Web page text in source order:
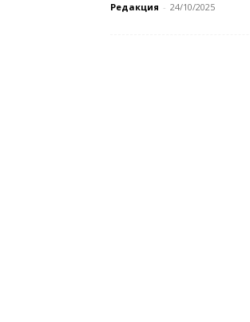
Редакция - 24/10/2025